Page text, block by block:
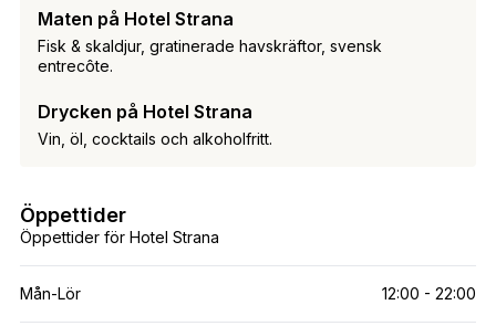
Maten på Hotel Strana
Fisk & skaldjur, gratinerade havskräftor, svensk
entrecôte.
Drycken på Hotel Strana
Vin, öl, cocktails och alkoholfritt.
Öppettider för Hotel Strana
Öppettider
Mån-Lör 12:00 - 22:00